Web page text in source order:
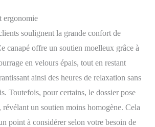
agréable au toucher par
n'importe quelle
condition : chaleur ou
fraicheur - Épais
garnissage mousse
et dossier (16 cm,
24D) - Assise large et
profonde, dossier
ergonomie
soulignent la grande confort de
canapé offre un soutien moelleux grâce à
en velours épais, tout en restant
ainsi des heures de relaxation sans
Toutefois, pour certains, le dossier pose
révélant un soutien moins homogène. Cela
point à considérer selon votre besoin de